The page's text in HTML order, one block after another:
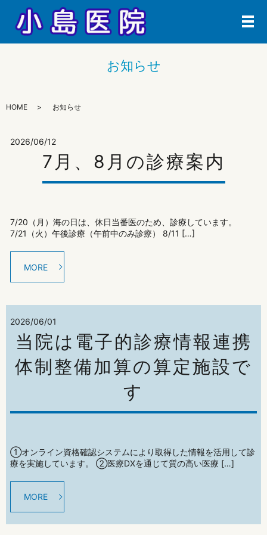
メ
お知らせ
HOME お知らせ
2026/06/12
7月、8月の診療案内
7/20（月）海の日は、休日当番医のため、診療しています。
7/21（火）午後診療（午前中のみ診療） 8/11 […]
MORE
2026/06/01
当院は電子的診療情報連携
体制整備加算の算定施設で
す
①オンライン資格確認システムにより取得した情報を活用して診
療を実施しています。 ②医療DXを通じて質の高い医療 […]
MORE